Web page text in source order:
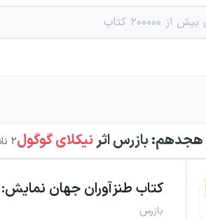
هجدهم: بازرساثرنیکلای گوگول2
کتاب طنزآوران جهان
بازرس